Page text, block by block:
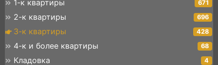
1-к квартиры 671
2-к квартиры 696
3-к квартиры 428
4-к и более квартиры 68
Кладовка 4